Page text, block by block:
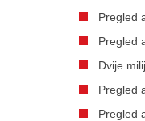
Pregled
Pregled
Dvije
Pregled
Pregled